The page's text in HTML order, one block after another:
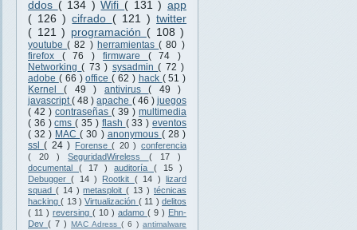
ddos ( 134 )Wifi ( 131 ) app
( 126 )cifrado ( 121 )twitter
( 121 ) programación ( 108 )
youtube( 82 ) herramientas( 80 )
firefox ( 76 ) firmware ( 74 )
Networking( 73 ) sysadmin( 72 )
adobe ( 66 )office( 62 ) hack ( 51 )
Kernel( 49 ) antivirus( 49 )
javascript( 48 )apache ( 46 ) juegos
( 42 ) contraseñas ( 39 ) multimedia
( 36 )cms( 35 ) flash ( 33 )eventos
( 32 ) MAC( 30 ) anonymous ( 28 )
ssl( 24 ) Forense( 20 ) conferencia
( 20 )SeguridadWireless ( 17 )
documental ( 17 ) auditoría ( 15 )
Debugger( 14 ) Rootkit ( 14 ) lizard
squad ( 14 )metasploit( 13 ) técnicas
hacking( 13 )Virtualización ( 11 ) delitos
( 11 ) reversing ( 10 ) adamo ( 9 ) Ehn-
Dev ( 7 ) MAC Adress ( 6 ) antimalware